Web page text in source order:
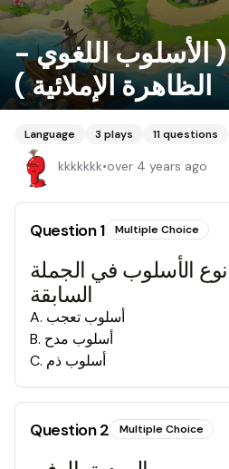
الأسلوب اللغوي -
الظاهرة الإملائية )
Language 3 plays 11questions
kkkkkkk•over 4 years ago
Question1 Multiple Choice
نوع الأسلوب في الجملة
السابقة
A. أسلوب تعجب
B. أسلوب مدح
C. أسلوب ذم
Question2 Multiple Choice